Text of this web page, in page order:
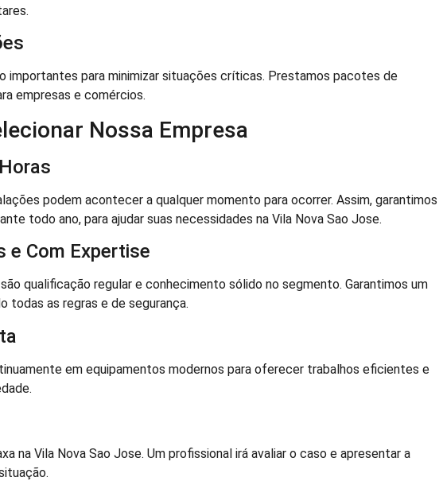
importantes para minimizar situações críticas. Prestamos pacotes de
empresas e comércios.
Nossa Empresa
podem acontecer a qualquer momento para ocorrer. Assim, garantimos
todo ano, para ajudar suas necessidades na Vila Nova Sao Jose.
e Com Expertise
qualificação regular e conhecimento sólido no segmento. Garantimos um
todas as regras e de segurança.
em equipamentos modernos para oferecer trabalhos eficientes e
na Vila Nova Sao Jose. Um profissional irá avaliar o caso e apresentar a